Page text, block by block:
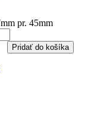
pr. 45mm
Pridať do košíka